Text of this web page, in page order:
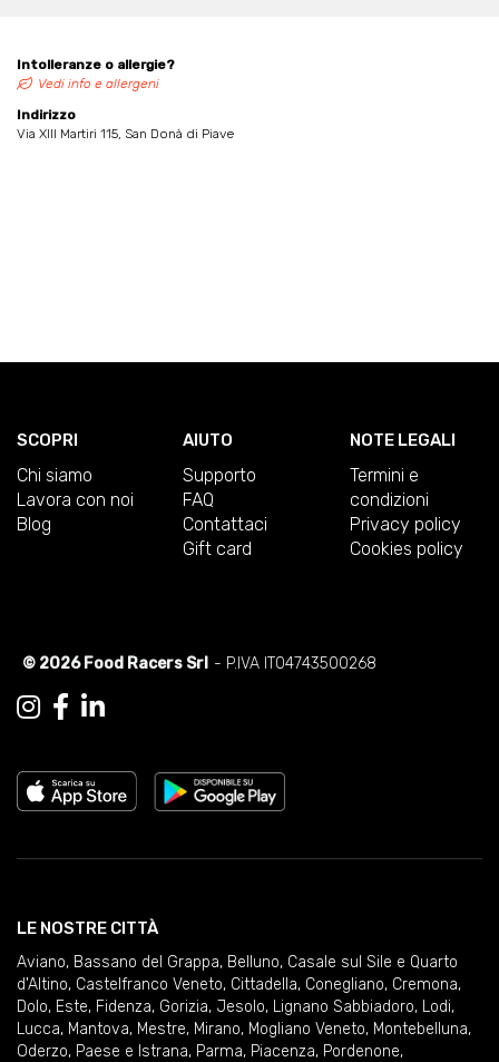
Intolleranze o allergie?
Vedi info e allergeni
Indirizzo
Via XIII Martiri 115, San Donà di Piave
SCOPRI
Chi siamo
Lavora con noi
Blog
AIUTO
Supporto
FAQ
Contattaci
Gift card
NOTE LEGALI
Termini e
condizioni
Privacy policy
Cookies policy
© 2026 Food Racers Srl - P.IVA IT04743500268
LE NOSTRE CITTÀ
Aviano, Bassano del Grappa, Belluno, Casale sul Sile e Quarto
d'Altino, Castelfranco Veneto, Cittadella, Conegliano, Cremona,
Dolo, Este, Fidenza, Gorizia, Jesolo, Lignano Sabbiadoro, Lodi,
Lucca, Mantova, Mestre, Mirano, Mogliano Veneto, Montebelluna,
Oderzo, Paese e Istrana, Parma, Piacenza, Pordenone,